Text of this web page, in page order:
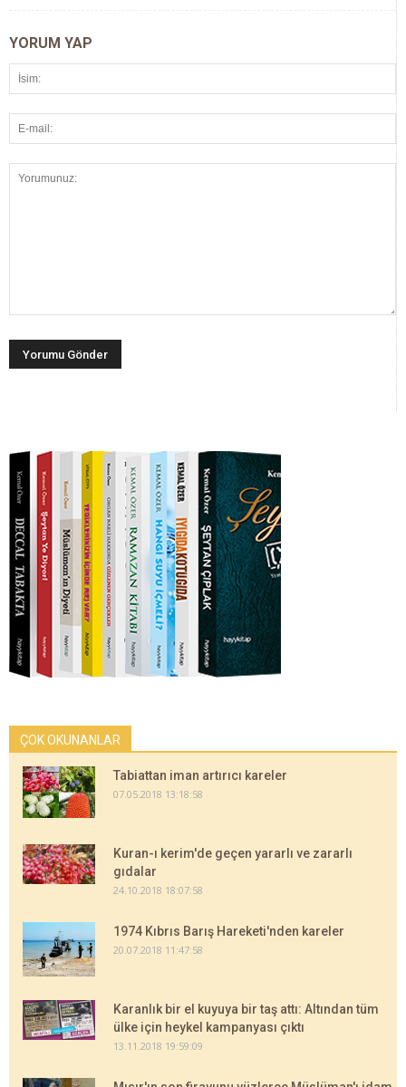
YORUM YAP
ÇOK OKUNANLAR
Tabiattan iman artırıcı kareler
07.05.2018 13:18:58
Kuran-ı kerim'de geçen yararlı ve zararlı
gıdalar
24.10.2018 18:07:58
1974 Kıbrıs Barış Hareketi'nden kareler
20.07.2018 11:47:58
Karanlık bir el kuyuya bir taş attı: Altından tüm
ülke için heykel kampanyası çıktı
13.11.2018 19:59:09